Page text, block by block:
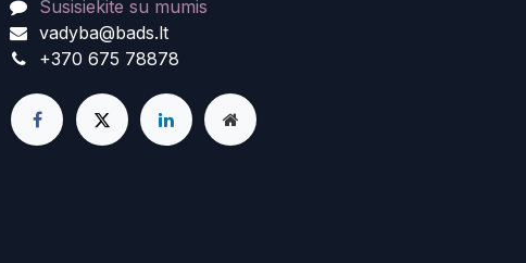
Susisiekite su mumis
vadyba@bads.lt
+370 675 78878